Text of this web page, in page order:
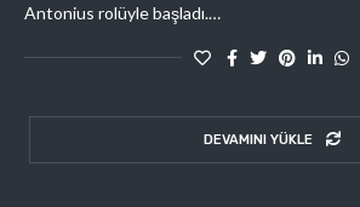
Antonius rolüyle başladı.…
DEVAMINI YÜKLE